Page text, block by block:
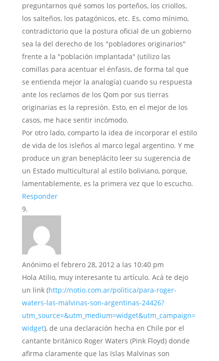
preguntarnos qué somos los porteños, los criollos,
los salteños, los patagónicos, etc. Es, como mínimo,
contradictorio que la postura oficial de un gobierno
sea la del derecho de los "pobladores originarios"
frente a la "población implantada" (utilizo las
comillas para acentuar el énfasis, de forma tal que
se entienda mejor la analogía) cuando su respuesta
ante los reclamos de los Qom por sus tierras
originarias es la represión. Esto, en el mejor de los
casos, me hace sentir incómodo.
Por otro lado, comparto la idea de incorporar el estilo
de vida de los isleños al marco legal argentino. Y me
produce un gran beneplácito leer su sugerencia de
un Estado multicultural al estilo boliviano, porque,
lamentablemente, es la primera vez que lo escucho.
Responder
Anónimo el febrero 28, 2012 a las 10:40 pm
Hola Atilio, muy interesante tu artículo. Acá te dejo
un link (http://notio.com.ar/politica/para-roger-
waters-las-malvinas-son-argentinas-24426?
utm_source=&utm_medium=widget&utm_campaign=
widget), de una declaración hecha en Chile por el
cantante británico Roger Waters (Pink Floyd) donde
afirma claramente que las Islas Malvinas son